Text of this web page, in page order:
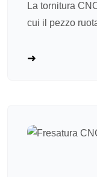
La tornitura
cui il pezzo
ad un “tornio di
CNC è